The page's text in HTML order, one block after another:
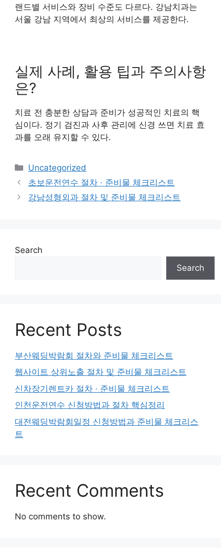
랜드별 서비스와 장비 수준도 다르다. 강남치과는
서울 강남 지역에서 최상의 서비스를 제공한다.
실제 사례, 활용 팁과 주의사항
은?
치료 전 충분한 상담과 준비가 성공적인 치료의 핵
심이다. 정기 검진과 사후 관리에 신경 쓰면 치료 효
과를 오래 유지할 수 있다.
Categories
Uncategorized
초보운전연수 절차 · 준비물 체크리스트
강남성형외과 절차 및 준비물 체크리스트
Search
Search
Recent Posts
부산웨딩박람회 절차와 준비물 체크리스트
웹사이트 상위노출 절차 및 준비물 체크리스트
신차장기렌트카 절차 · 준비물 체크리스트
인천운전연수 신청방법과 절차 핵심정리
대전웨딩박람회일정 신청방법과 준비물 체크리스
트
Recent Comments
No comments to show.